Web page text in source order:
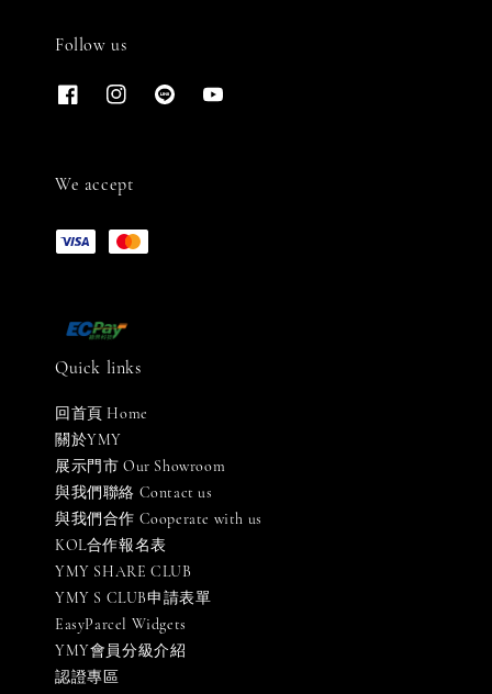
Follow us
We accept
Quick links
回首頁 Home
關於YMY
展示門市 Our Showroom
與我們聯絡 Contact us
與我們合作 Cooperate with us
KOL合作報名表
YMY SHARE CLUB
YMY S CLUB申請表單
EasyParcel Widgets
YMY會員分級介紹
認證專區